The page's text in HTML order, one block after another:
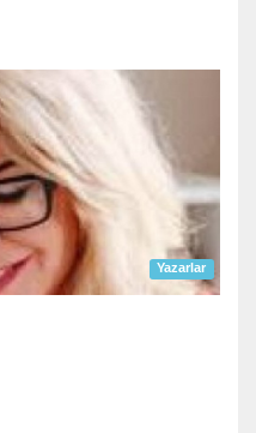
Yazarlar